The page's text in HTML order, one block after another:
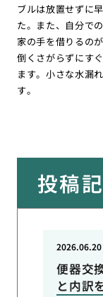
ブルは放置せずに
た。また、自分で
家の手を借りるの
倒くさがらずにす
ます。小さな水漏
す。
投稿
便器交
と内訳
2026.06.20